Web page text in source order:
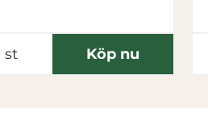
st Köp nu